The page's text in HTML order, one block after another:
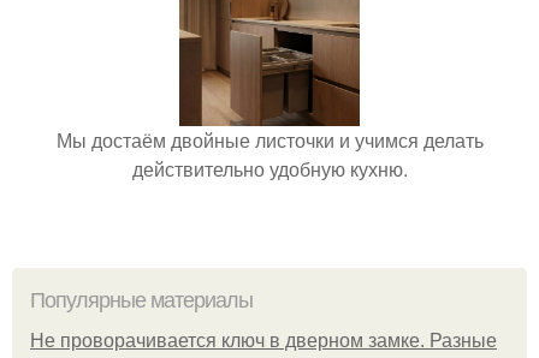
Мы достаём двойные листочки и учимся делать
действительно удобную кухню.
Популярные материалы
Не проворачивается ключ в дверном замке. Разные